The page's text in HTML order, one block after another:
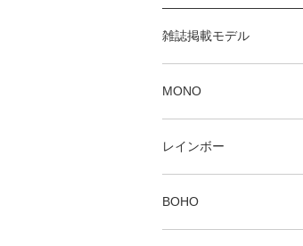
雑誌掲載モデル
MONO
レインボー
BOHO